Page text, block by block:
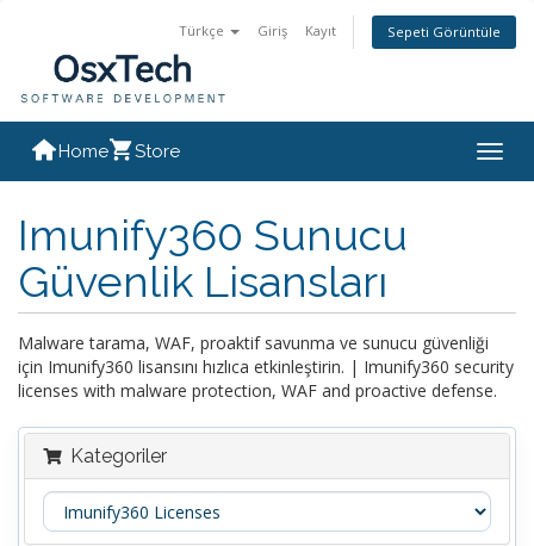
Türkçe Giriş Kayıt Sepeti Görüntüle
Home Store
Imunify360 Sunucu
Güvenlik Lisansları
Malware tarama, WAF, proaktif savunma ve sunucu güvenliği
için Imunify360 lisansını hızlıca etkinleştirin. | Imunify360 security
licenses with malware protection, WAF and proactive defense.
Kategoriler